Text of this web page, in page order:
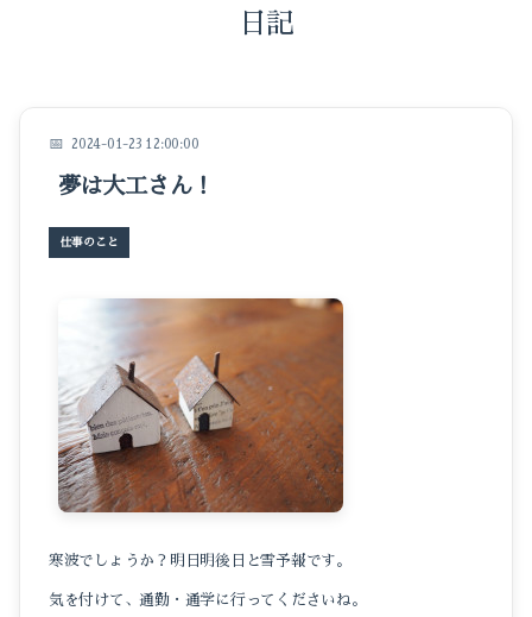
山敏のこと
日記
2024-01-23 12:00:00
夢は大工さん！
仕事のこと
寒波でしょうか？明日明後日と雪予報です。
気を付けて、通勤・通学に行ってくださいね。